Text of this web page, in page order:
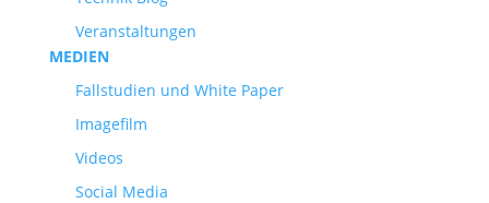
Veranstaltungen
MEDIEN
Fallstudien und White Paper
Imagefilm
Videos
Social Media